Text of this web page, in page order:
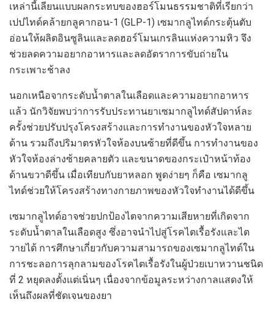
เหล่านี้เลียนแบบผลกระทบของฮอร์โมนธรรมชาติที่เรียกว่า
เปปไทด์คล้ายกลูคากอน-1 (GLP-1) เซมากลูไทด์กระตุ้นตับ
อ่อนให้ผลิตอินซูลินและลดฮอร์โมนเกรลินแห่งความหิว จึง
ช่วยลดความอยากอาหารและลดอัตราการขับถ่ายใน
กระเพาะช้าลง
นอกเหนือจากระดับน้ำตาลในเลือดและความอยากอาหาร
แล้ว นักวิจัยพบว่าการรับประทานยาเซมากลูไทด์สัปดาห์ละ
ครั้งช่วยปรับปรุงโครงสร้างและการทำงานของหัวใจหลาย
ด้าน รวมถึงปริมาตรหัวใจห้องบนซ้ายที่ดีขึ้น การทำงานของ
หัวใจห้องล่างซ้ายคลายตัว และขนาดของกระเป๋าหน้าท้อง
ด้านขวาดีขึ้น เมื่อเทียบกับยาหลอก พูดง่ายๆ ก็คือ เซมากลู
ไทด์ช่วยให้โครงสร้างทางกายภาพของหัวใจทำงานได้ดีขึ้น
เซมากลูไทด์อาจช่วยปกป้องไตจากความเสียหายที่เกิดจาก
ระดับน้ำตาลในเลือดสูง ซึ่งอาจนำไปสู่โรคไตเรื้อรังและไต
วายได้ การศึกษาเกี่ยวกับความสามารถของเซมากลูไทด์ใน
การชะลอการลุกลามของโรคไตเรื้อรังในผู้ป่วยเบาหวานชนิด
ที่ 2 หยุดลงตั้งแต่เนิ่นๆ เนื่องจากข้อมูลระหว่างกาลแสดงให้
เห็นถึงผลที่ชัดเจนของยา